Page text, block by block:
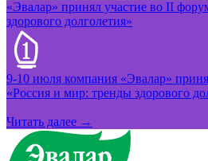
«Эвалар» принял участие во II
здорового долголетия»
9-10 июля компания «Эвалар»
«Россия и мир: тренды здорового
Читать далее →